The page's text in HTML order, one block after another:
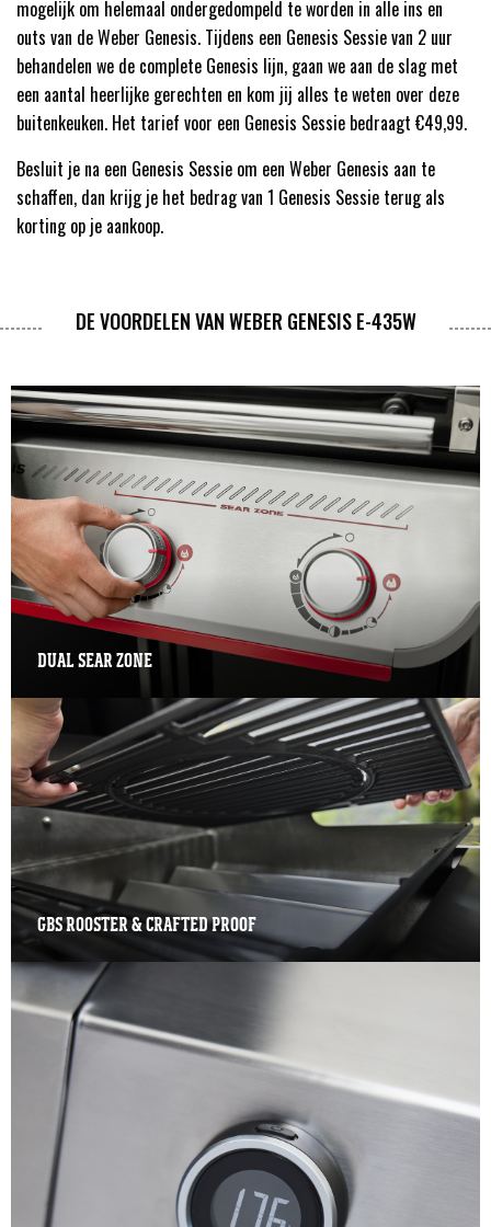
mogelijk om helemaal ondergedompeld te worden in alle ins en
outs van de Weber Genesis. Tijdens een Genesis Sessie van 2 uur
behandelen we de complete Genesis lijn, gaan we aan de slag met
een aantal heerlijke gerechten en kom jij alles te weten over deze
buitenkeuken. Het tarief voor een Genesis Sessie bedraagt €49,99.
Besluit je na een Genesis Sessie om een Weber Genesis aan te
schaffen, dan krijg je het bedrag van 1 Genesis Sessie terug als
korting op je aankoop.
DE VOORDELEN VAN WEBER GENESIS E-435W
DUAL SEAR ZONE
GBS ROOSTER & CRAFTED PROOF